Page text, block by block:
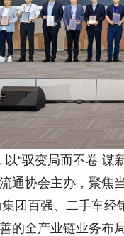
“驭变局而不卷 谋
通协会主办，聚焦
团百强、二手车
的全产业链业务布